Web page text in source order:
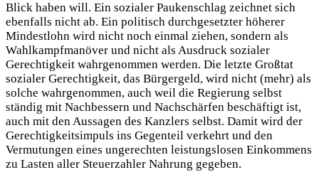
Blick haben will. Ein sozialer Paukenschlag zeichnet sich
ebenfalls nicht ab. Ein politisch durchgesetzter höherer
Mindestlohn wird nicht noch einmal ziehen, sondern als
Wahlkampfmanöver und nicht als Ausdruck sozialer
Gerechtigkeit wahrgenommen werden. Die letzte Großtat
sozialer Gerechtigkeit, das Bürgergeld, wird nicht (mehr) als
solche wahrgenommen, auch weil die Regierung selbst
ständig mit Nachbessern und Nachschärfen beschäftigt ist,
auch mit den Aussagen des Kanzlers selbst. Damit wird der
Gerechtigkeitsimpuls ins Gegenteil verkehrt und den
Vermutungen eines ungerechten leistungslosen Einkommens
zu Lasten aller Steuerzahler Nahrung gegeben.